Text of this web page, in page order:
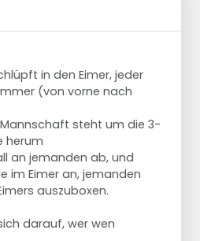
der Grundlinie, etwa
entfernt.
links oder rechts.
dann in aller Ruhe ein
den Verteidiger zu.
Schritte aus.
muss bei dieser
gehen!
drehen sich Angreifer
in den Eimer, jeder
(von vorne nach
steht um die 3-
herum
an jemanden ab, und
im Eimer an, jemanden
auszuboxen.
darauf, wer wen